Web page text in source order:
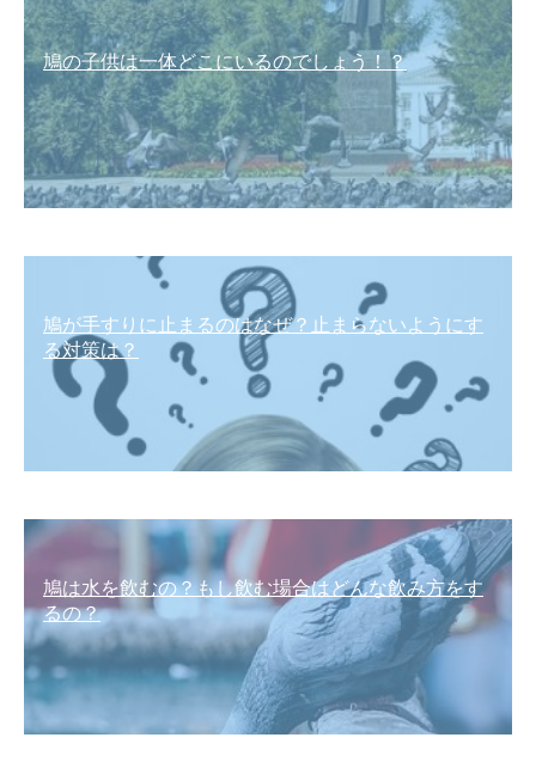
鳩の子供は一体どこにいるのでしょう！？
鳩が手すりに止まるのはなぜ？止まらないようにす
る対策は？
鳩は水を飲むの？もし飲む場合はどんな飲み方をす
るの？